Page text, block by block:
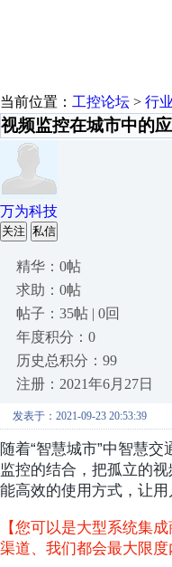
当前位置： 工控论坛 > 行业
视频监控在城市中的
万为科技
关注 私信
精华：0帖
求助：0帖
帖子：35帖 | 0回
年度积分：0
历史总积分：99
注册：2021年6月27日
发表于：2021-09-23 20:53:39
随着“智慧城市”中智慧
监控的结合，把孤立的
能高效的使用方式，让
【您可以是大型系统集
渠道、我们都会最大限度